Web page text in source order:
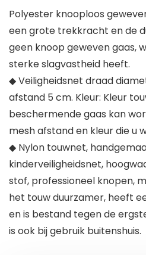
Polyester knooploos
een grote trekkracht en de
geen knoop geweven gaas,
sterke slagvastheid heeft.
◆ Veiligheidsnet draad
afstand 5 cm. Kleur: Kleur
beschermende gaas kan
mesh afstand en kleur die u
◆ Nylon touwnet,
kinderveiligheidsnet,
stof, professioneel knopen,
het touw duurzamer, heeft
en is bestand tegen de
is ook bij gebruik buitenshuis.